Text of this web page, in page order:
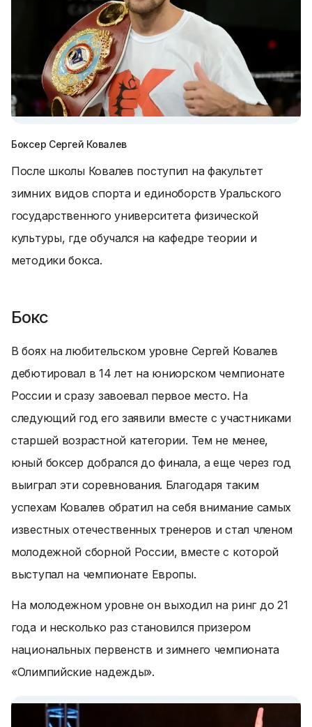
Боксер Сергей Ковалев
После школы Ковалев поступил на факультет
зимних видов спорта и единоборств Уральского
государственного университета физической
культуры, где обучался на кафедре теории и
методики бокса.
Бокс
В боях на любительском уровне Сергей Ковалев
дебютировал в 14 лет на юниорском чемпионате
России и сразу завоевал первое место. На
следующий год его заявили вместе с участниками
старшей возрастной категории. Тем не менее,
юный боксер добрался до финала, а еще через год
выиграл эти соревнования. Благодаря таким
успехам Ковалев обратил на себя внимание самых
известных отечественных тренеров и стал членом
молодежной сборной России, вместе с которой
выступал на чемпионате Европы.
На молодежном уровне он выходил на ринг до 21
года и несколько раз становился призером
национальных первенств и зимнего чемпионата
«Олимпийские надежды».